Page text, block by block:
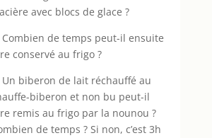
avec blocs de glace ?
Combien de temps peut-il ensuite
conservé au frigo ?
Un biberon de lait réchauffé au
biberon et non bu peut-il
remis au frigo par la nounou ?
de temps ? Si non, c’est 3h